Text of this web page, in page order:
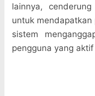
lainnya,
untuk
sistem
pengguna yang